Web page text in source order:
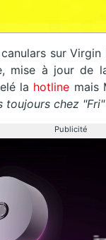
sur
mise à jour de
la hotline mais
toujours chez
Publicité